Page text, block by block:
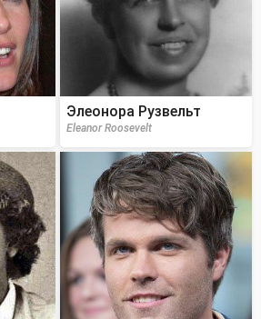
Элеонора Рузвельт
Eleanor Roosevelt